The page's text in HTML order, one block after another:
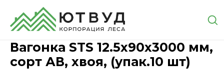
ГлавнаяКаталогПиломатериалы
Вагонка STS 12.5х90х3000 мм,
сорт АВ, хвоя, (упак.10 шт)